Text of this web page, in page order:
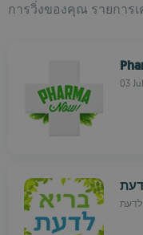
การวิ่งของคุณ รายกา
03
לדעת